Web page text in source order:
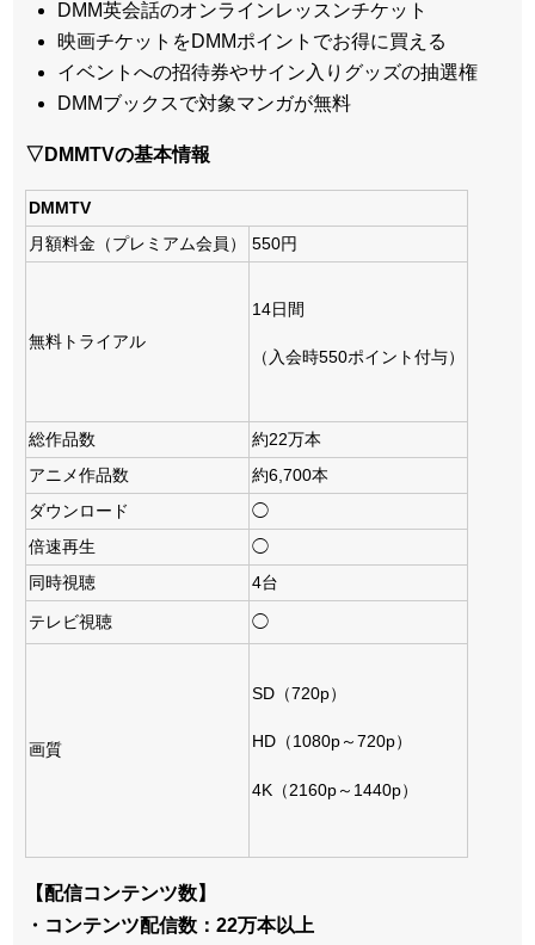
DMM英会話のオンラインレッスンチケット
映画チケットをDMMポイントでお得に買える
イベントへの招待券やサイン入りグッズの抽選権
DMMブックスで対象マンガが無料
▽DMMTVの基本情報
DMMTV
月額料金（プレミアム会員）
550円
無料トライアル
14日間
（入会時550ポイント付与）
総作品数
約22万本
アニメ作品数
約6,700本
ダウンロード
◯
倍速再生
◯
同時視聴
4台
テレビ視聴 ◯
画質
SD（720p）
HD（1080p～720p）
4K（2160p～1440p）
【配信コンテンツ数】
・コンテンツ配信数：22万本以上